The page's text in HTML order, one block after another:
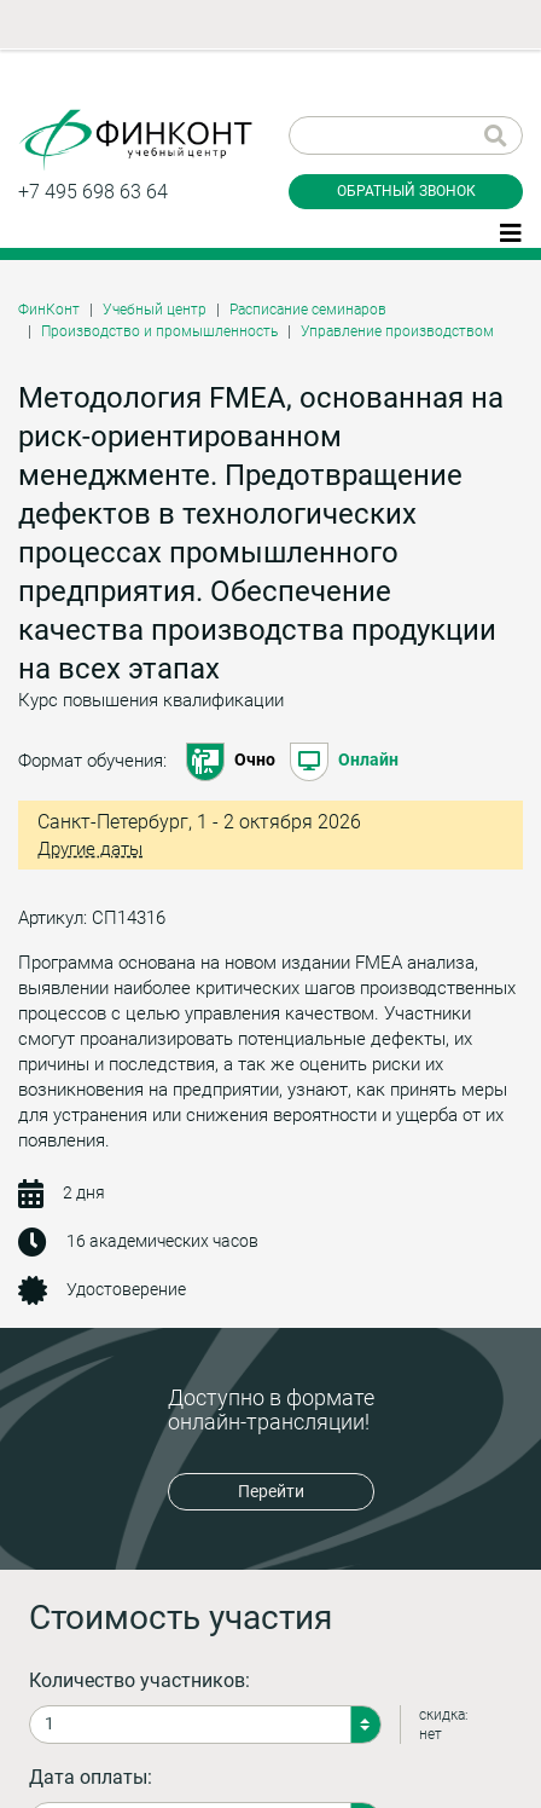
+7 495 698 63 64 ОБРАТНЫЙ ЗВОНОК
Доступно в формате
онлайн-трансляции!
Перейти
ФинКонт Учебный центр
Расписание семинаров
Производство и промышленность
Управление производством
Методология FMEA, основанная на
риск-ориентированном
менеджменте. Предотвращение
дефектов в технологических
процессах промышленного
предприятия. Обеспечение
качества производства продукции
на всех этапах
Курс повышения квалификации
Формат обучения: Очно Онлайн
Санкт-Петербург, 1 - 2 октября 2026
Другие даты
Артикул: СП14316
Программа основана на новом издании FMEA анализа,
выявлении наиболее критических шагов производственных
процессов с целью управления качеством. Участники
смогут проанализировать потенциальные дефекты, их
причины и последствия, а так же оценить риски их
возникновения на предприятии, узнают, как принять меры
для устранения или снижения вероятности и ущерба от их
появления.
2 дня
16 академических часов
Удостоверение
Стоимость участия
Количество участников:
скидка:
нет
Дата оплаты:
звонок
Даю согласие на обработку персональных
конфиденциальности
Заказать